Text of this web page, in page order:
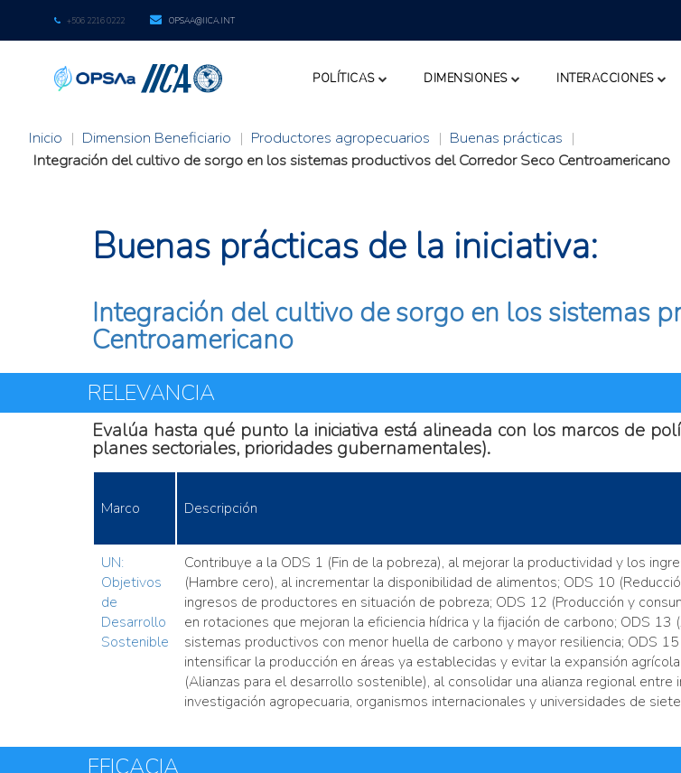
+506 2216 0222 OPSAA@IICA.INT
POLÍTICAS DIMENSIONES INTERACCIONES
Inicio | Dimension Beneficiario | Productores agropecuarios | Buenas prácticas |
Integración del cultivo de sorgo en los sistemas productivos del Corredor Seco Centroamericano
Buenas prácticas de la iniciativa:
Integración del cultivo de sorgo en los sistemas
Centroamericano
RELEVANCIA
Evalúa hasta qué punto la iniciativa está alineada con los marcos de
planes sectoriales, prioridades gubernamentales).
Marco Descripción
UN:
Objetivos
de
Desarrollo
Sostenible
Contribuye a la ODS 1 (Fin de la pobreza), al mejorar la productividad y los
(Hambre cero), al incrementar la disponibilidad de alimentos; ODS 10
ingresos de productores en situación de pobreza; ODS 12 (Producción y
en rotaciones que mejoran la eficiencia hídrica y la fijación de carbono; ODS
sistemas productivos con menor huella de carbono y mayor resiliencia; ODS
intensificar la producción en áreas ya establecidas y evitar la expansión
(Alianzas para el desarrollo sostenible), al consolidar una alianza regional
investigación agropecuaria, organismos internacionales y universidades de
EFICACIA